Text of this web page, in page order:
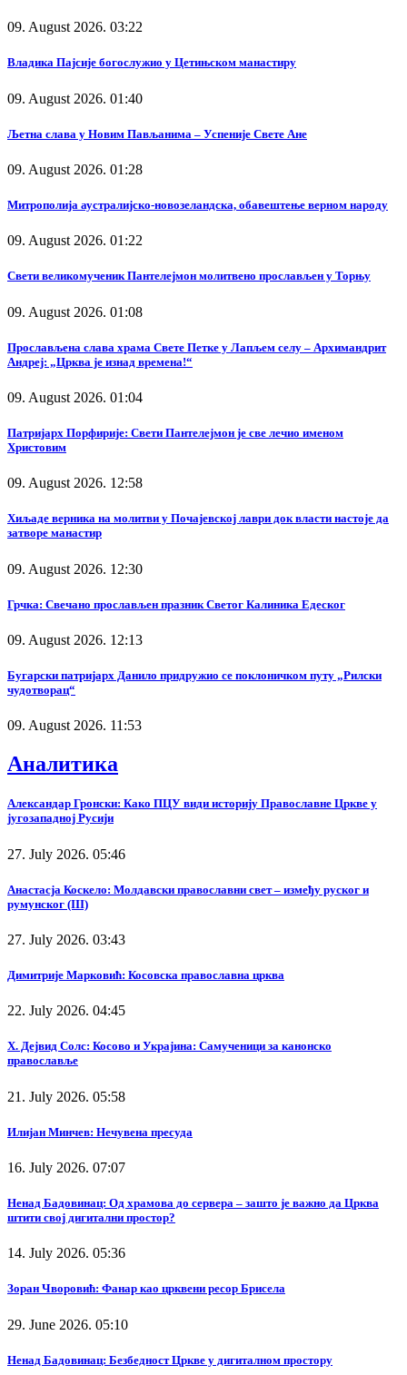
09. August 2026. 03:22
Владика Пајсије богослужио у Цетињском манастиру
09. August 2026. 01:40
Љетна слава у Новим Пављанима – Успеније Свете Ане
09. August 2026. 01:28
Митрополија аустралијско-новозеландска, обавештење верном народу
09. August 2026. 01:22
Свети великомученик Пантелејмон молитвено прослављен у Торњу
09. August 2026. 01:08
Прослављена слава храма Свете Петке у Лапљем селу – Архимандрит
Андреј: „Црква је изнад времена!“
09. August 2026. 01:04
Патријарх Порфирије: Свети Пантелејмон је све лечио именом
Христовим
09. August 2026. 12:58
Хиљаде верника на молитви у Почајевској лаври док власти настоје да
затворе манастир
09. August 2026. 12:30
Грчка: Свечано прослављен празник Светог Калиника Едеског
09. August 2026. 12:13
Бугарски патријарх Данило придружио се поклоничком путу „Рилски
чудотворац“
09. August 2026. 11:53
Аналитика
Александар Гронски: Како ПЦУ види историју Православне Цркве у
југозападној Русији
27. July 2026. 05:46
Анастасја Коскело: Молдавски православни свет – између руског и
румунског (III)
27. July 2026. 03:43
Димитрије Марковић: Косовска православна црква
22. July 2026. 04:45
Х. Дејвид Солс: Косово и Украјина: Самученици за канонско
православље
21. July 2026. 05:58
Илијан Минчев: Нечувена пресуда
16. July 2026. 07:07
Ненад Бадовинац: Од храмова до сервера – зашто је важно да Црква
штити свој дигитални простор?
14. July 2026. 05:36
Зоран Чворовић: Фанар као црквени ресор Брисела
29. June 2026. 05:10
Ненад Бадовинац: Безбедност Цркве у дигиталном простору